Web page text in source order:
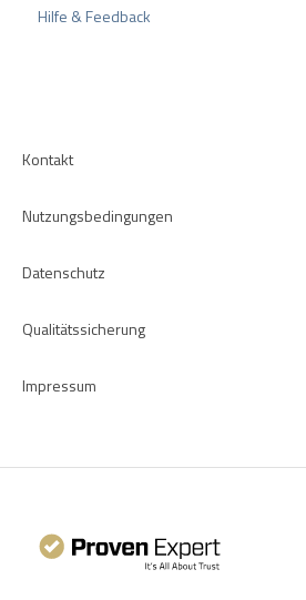
CMS-Plugins
Hilfe & Feedback
Kontakt
Nutzungsbedingungen
Datenschutz
Qualitätssicherung
Impressum